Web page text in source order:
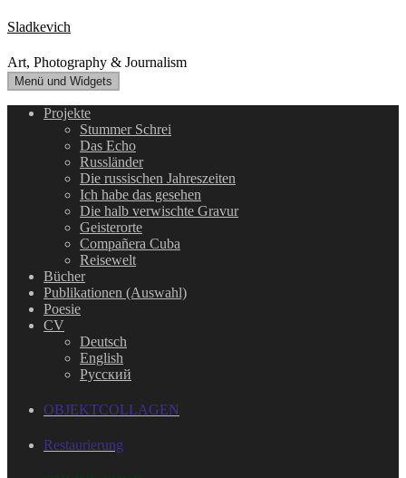
Zum
Inhalt
springen
Sladkevich
Art, Photography & Journalism
Menü und Widgets
Projekte
Stummer Schrei
Das Echo
Russländer
Die russischen Jahreszeiten
Ich habe das gesehen
Die halb verwischte Gravur
Geisterorte
Compañera Cuba
Reisewelt
Bücher
Publikationen (Auswahl)
Poesie
CV
Deutsch
English
Русский
OBJEKTCOLLAGEN
Restaurierung